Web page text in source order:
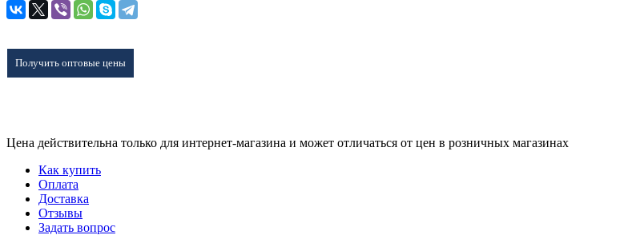
Получить оптовые цены
Цена действительна только для интернет-магазина и может отличаться от цен в розничных магазинах
Как купить
Оплата
Доставка
Отзывы
Задать вопрос